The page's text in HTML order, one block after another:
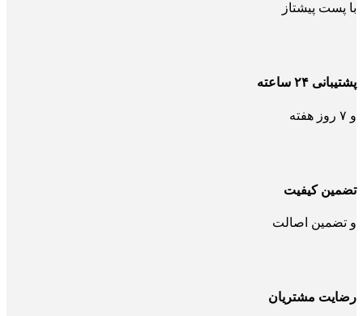
با پست پیشتاز
پشتیبانی ۲۴ ساعته
و ۷ روز هفته
تضمین کیفیت
و تضمین اصالت
رضایت مشتریان